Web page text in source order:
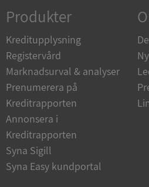
Produkter
Kreditupplysning
Registervård
Marknadsurval & analyser
Prenumerera på
Kreditrapporten
Annonsera i
Kreditrapporten
Syna Sigill
Syna Easy kundportal
ARRAffinity